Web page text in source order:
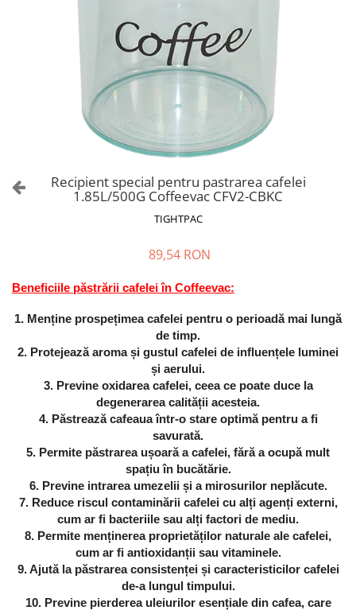
Recipient special pentru pastrarea cafelei
1.85L/500G Coffeevac CFV2-CBKC
TIGHTPAC
89,54 RON
Beneficiile păstrării cafelei în Coffeevac:
1. Menține prospețimea cafelei pentru o perioadă mai lungă
de timp.
2. Protejează aroma și gustul cafelei de influențele luminei
și aerului.
3. Previne oxidarea cafelei, ceea ce poate duce la
degenerarea calității acesteia.
4. Păstrează cafeaua într-o stare optimă pentru a fi
savurată.
5. Permite păstrarea ușoară a cafelei, fără a ocupă mult
spațiu în bucătărie.
6. Previne intrarea umezelii și a mirosurilor neplăcute.
7. Reduce riscul contaminării cafelei cu alți agenți externi,
cum ar fi bacteriile sau alți factori de mediu.
8. Permite menținerea proprietăților naturale ale cafelei,
cum ar fi antioxidanții sau vitaminele.
9. Ajută la păstrarea consistenței și caracteristicilor cafelei
de-a lungul timpului.
10. Previne pierderea uleiurilor esențiale din cafea, care